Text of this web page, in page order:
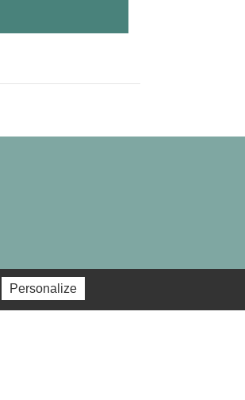
Personalize